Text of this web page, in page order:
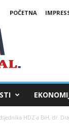
POČETNA
HDZ-a BiH, dr.